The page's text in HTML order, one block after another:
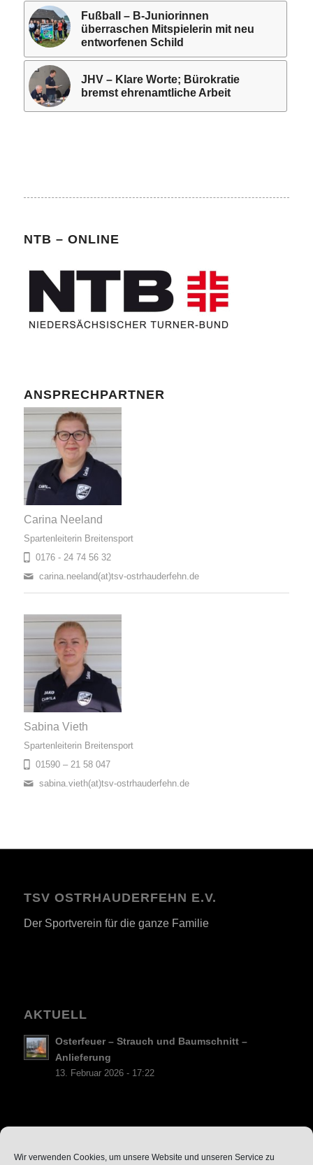
Wir verwenden Cookies, um unsere Website und unseren Service zu
Fußball – B-Juniorinnen
überraschen Mitspielerin mit neu
entworfenen Schild
JHV – Klare Worte; Bürokratie
bremst ehrenamtliche Arbeit
NTB – ONLINE
ANSPRECHPARTNER
Carina Neeland
Spartenleiterin Breitensport
0176 - 24 74 56 32
carina.neeland(at)tsv-ostrhauderfehn.de
Sabina Vieth
Spartenleiterin Breitensport
01590 – 21 58 047
sabina.vieth(at)tsv-ostrhauderfehn.de
TSV OSTRHAUDERFEHN E.V.
Der Sportverein für die ganze Familie
AKTUELL
Osterfeuer – Strauch und Baumschnitt –
Anlieferung
13. Februar 2026 - 17:22